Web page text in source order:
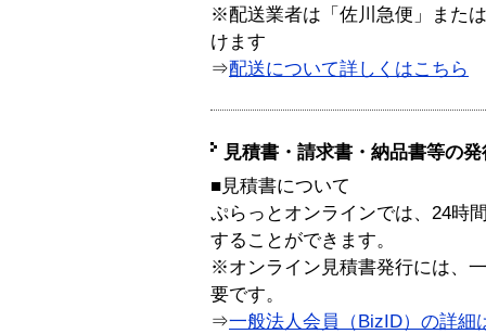
※配送業者は「佐川急便」また
けます
⇒配送について詳しくはこちら
見積書・請求書・納品書等の
■見積書について
ぷらっとオンラインでは、24時
することができます。
※オンライン見積書発行には、
要です。
⇒一般法人会員（BizID）の詳細